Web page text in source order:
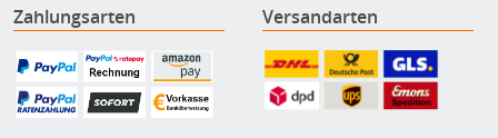
Zahlungsarten Versandarten